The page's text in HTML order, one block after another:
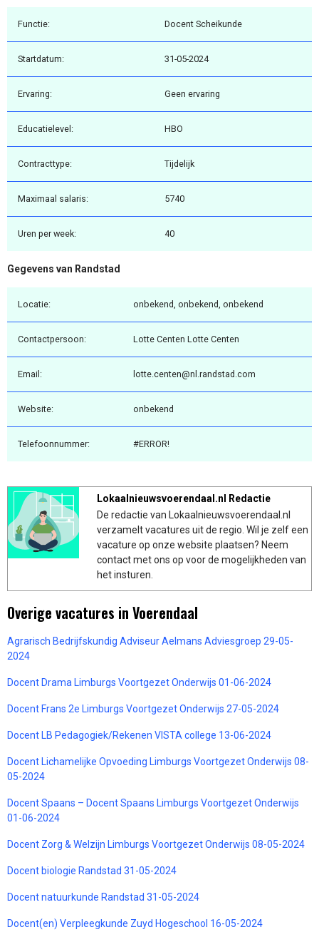
Functie: Docent Scheikunde
Startdatum: 31-05-2024
Ervaring: Geen ervaring
Educatielevel: HBO
Contracttype: Tijdelijk
Maximaal salaris: 5740
Uren per week: 40
Gegevens van Randstad
Locatie: onbekend, onbekend, onbekend
Contactpersoon: Lotte Centen Lotte Centen
Email: lotte.centen@nl.randstad.com
Website: onbekend
Telefoonnummer: #ERROR!
Lokaalnieuwsvoerendaal.nl Redactie
De redactie van Lokaalnieuwsvoerendaal.nl
verzamelt vacatures uit de regio. Wil je zelf een
vacature op onze website plaatsen? Neem
contact met ons op voor de mogelijkheden van
het insturen.
Overige vacatures in Voerendaal
Agrarisch Bedrijfskundig Adviseur Aelmans Adviesgroep 29-05-
2024
Docent Drama Limburgs Voortgezet Onderwijs 01-06-2024
Docent Frans 2e Limburgs Voortgezet Onderwijs 27-05-2024
Docent LB Pedagogiek/Rekenen VISTA college 13-06-2024
Docent Lichamelijke Opvoeding Limburgs Voortgezet Onderwijs 08-
05-2024
Docent Spaans – Docent Spaans Limburgs Voortgezet Onderwijs
01-06-2024
Docent Zorg & Welzijn Limburgs Voortgezet Onderwijs 08-05-2024
Docent biologie Randstad 31-05-2024
Docent natuurkunde Randstad 31-05-2024
Docent(en) Verpleegkunde Zuyd Hogeschool 16-05-2024